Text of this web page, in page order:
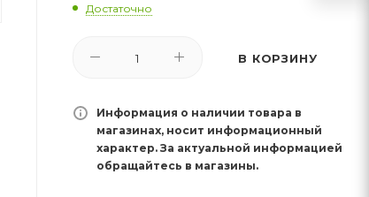
Достаточно
В КОРЗИНУ
Информация о наличии товара в
магазинах, носит информационный
характер. За актуальной информацией
обращайтесь в магазины.